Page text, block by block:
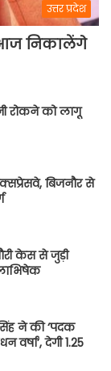
उत्तर प्रदेश
आज निकालेंगे
रोकने को लागू
बिजनौर से
केस से जुड़ी
ने की ‘पदक
वर्षा’, देगी 1.25